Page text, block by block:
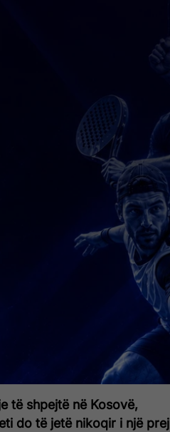
të shpejtë në Kosovë,
do të jetë nikoqir i një prej